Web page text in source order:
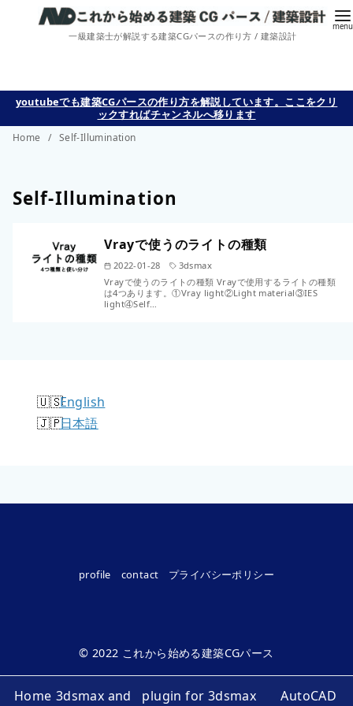
一級建築士が解説する建築CGパースの作り方 / 建築設計
youtubeでも建築CGパースの作り方を解説しています。ここをクリ
ックすればチャンネルへ移ります
Home Self-Illumination
Self-Illumination
Vrayで使うのライトの種類
2022-01-28
3dsmax
Vrayで使うのライトの種類 Vrayで使用するライトの種類
は4つあります。①Vray light②Light material③IES
light④Self…
English
日本語
profile contact プライバシーポリシー
© 2022 これから始める建築CGパース
Home 3dsmax and plugin for 3dsmax AutoCAD